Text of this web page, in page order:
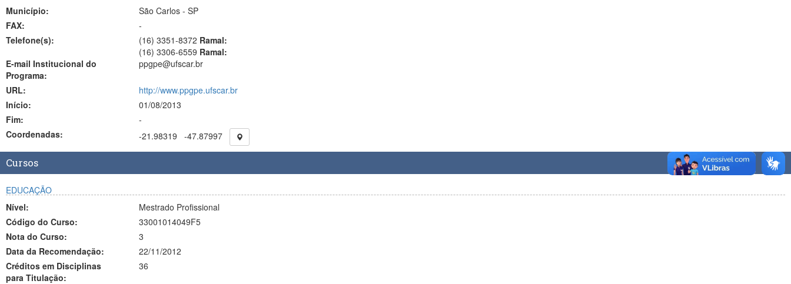
Município:
São Carlos - SP
FAX:
-
Telefone(s):
(16) 3351-8372 Ramal:
(16) 3306-6559 Ramal:
E-mail Institucional do
Programa:
ppgpe@ufscar.br
URL:
http://www.ppgpe.ufscar.br
Início:
01/08/2013
Fim:
-
Coordenadas:
-21.98319 -47.87997
Cursos
EDUCAÇÃO
Nível:
Mestrado Profissional
Código do Curso:
33001014049F5
Nota do Curso:
3
Data da Recomendação:
22/11/2012
Créditos em Disciplinas
para Titulação:
36